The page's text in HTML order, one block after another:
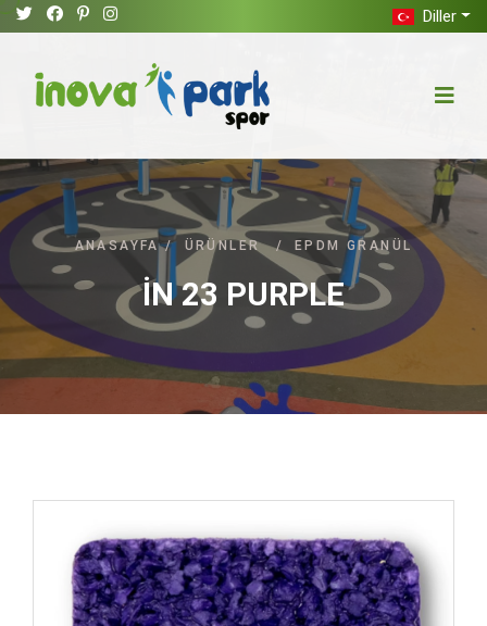
Diller
ANASAYFA/ ÜRÜNLER / EPDM GRANÜL
İN 23 PURPLE